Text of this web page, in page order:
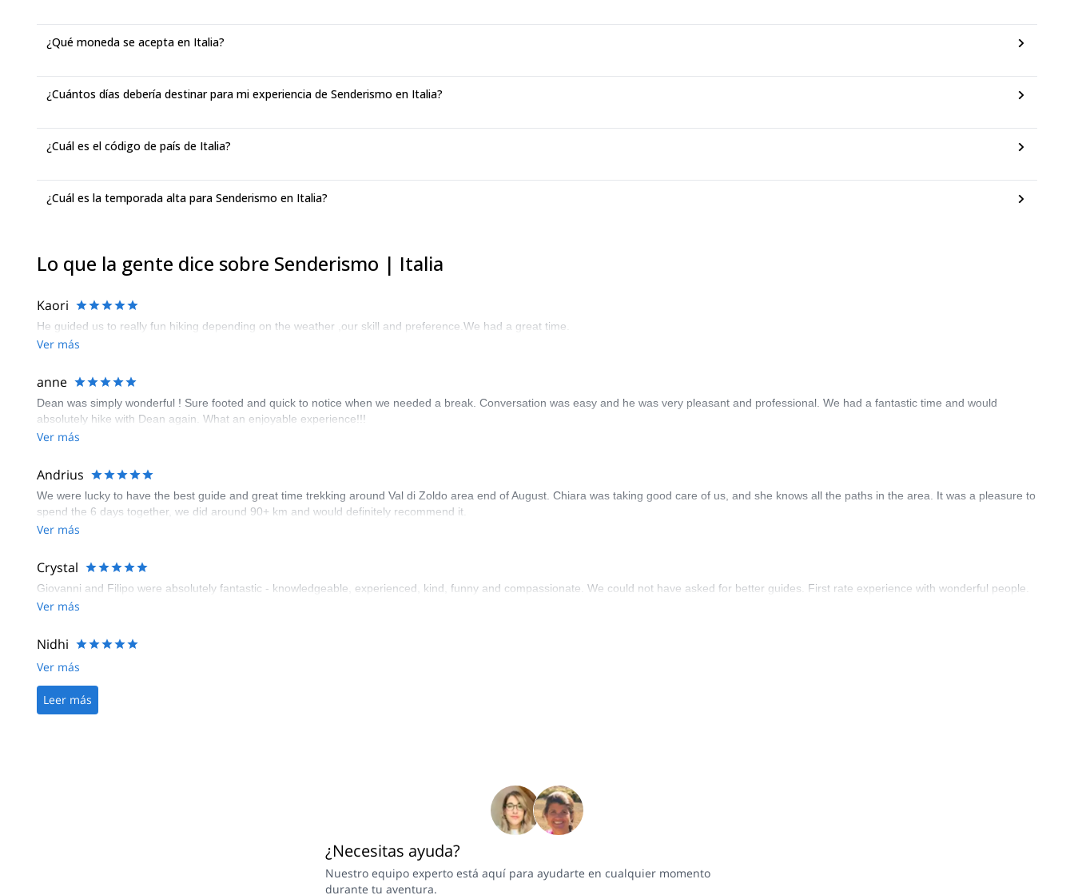
¿Qué moneda se acepta en Italia?
¿Cuántos días debería destinar para mi experiencia de Senderismo en Italia?
¿Cuál es el código de país de Italia?
¿Cuál es la temporada alta para Senderismo en Italia?
Lo que la gente dice sobre Senderismo | Italia
Kaori
He guided us to really fun hiking depending on the weather ,our skill and preference.We had a great time.
Ver más
anne
Dean was simply wonderful ! Sure footed and quick to notice when we needed a break. Conversation was easy and he was very pleasant and professional. We had a fantastic time and would
absolutely hike with Dean again. What an enjoyable experience!!!
Ver más
Andrius
We were lucky to have the best guide and great time trekking around Val di Zoldo area end of August. Chiara was taking good care of us, and she knows all the paths in the area. It was a pleasure to
spend the 6 days together, we did around 90+ km and would definitely recommend it.
Ver más
Crystal
Giovanni and Filipo were absolutely fantastic - knowledgeable, experienced, kind, funny and compassionate. We could not have asked for better guides. First rate experience with wonderful people.
Ver más
Nidhi
Ver más
Leer más
¿Necesitas ayuda?
Nuestro equipo experto está aquí para ayudarte en cualquier momento
durante tu aventura.